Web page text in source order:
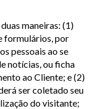
maneiras: (1)
formulários, por
pessoais ao se
notícias, ou ficha
ao Cliente; e (2)
ser coletado seu
do visitante;